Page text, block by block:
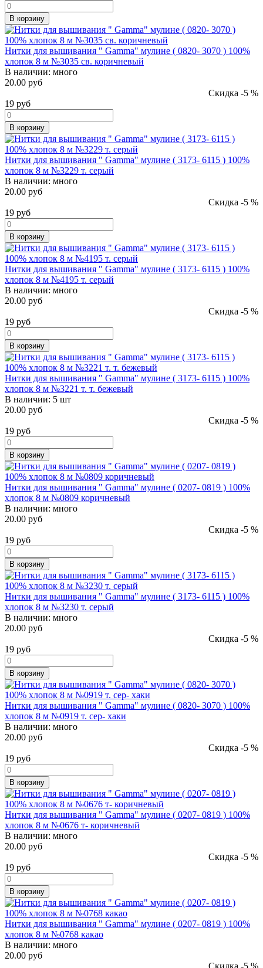
В корзину
Нитки для вышивания " Gamma" мулине ( 0820- 3070 ) 100%
хлопок 8 м №3035 св. коричневый
В наличии: много
20.00 руб
Скидка -5 %
19 руб
В корзину
Нитки для вышивания " Gamma" мулине ( 3173- 6115 ) 100%
хлопок 8 м №3229 т. серый
В наличии: много
20.00 руб
Скидка -5 %
19 руб
В корзину
Нитки для вышивания " Gamma" мулине ( 3173- 6115 ) 100%
хлопок 8 м №4195 т. серый
В наличии: много
20.00 руб
Скидка -5 %
19 руб
В корзину
Нитки для вышивания " Gamma" мулине ( 3173- 6115 ) 100%
хлопок 8 м №3221 т. т. бежевый
В наличии: 5 шт
20.00 руб
Скидка -5 %
19 руб
В корзину
Нитки для вышивания " Gamma" мулине ( 0207- 0819 ) 100%
хлопок 8 м №0809 коричневый
В наличии: много
20.00 руб
Скидка -5 %
19 руб
В корзину
Нитки для вышивания " Gamma" мулине ( 3173- 6115 ) 100%
хлопок 8 м №3230 т. серый
В наличии: много
20.00 руб
Скидка -5 %
19 руб
В корзину
Нитки для вышивания " Gamma" мулине ( 0820- 3070 ) 100%
хлопок 8 м №0919 т. сер- хаки
В наличии: много
20.00 руб
Скидка -5 %
19 руб
В корзину
Нитки для вышивания " Gamma" мулине ( 0207- 0819 ) 100%
хлопок 8 м №0676 т- коричневый
В наличии: много
20.00 руб
Скидка -5 %
19 руб
В корзину
Нитки для вышивания " Gamma" мулине ( 0207- 0819 ) 100%
хлопок 8 м №0768 какао
В наличии: много
20.00 руб
Скидка -5 %